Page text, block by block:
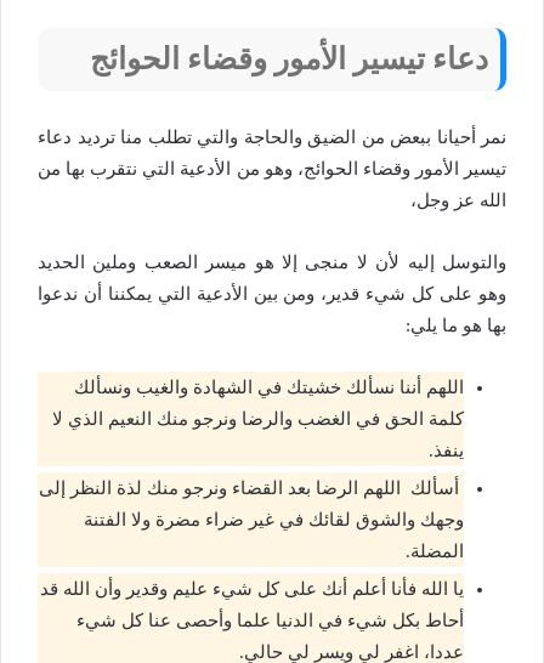
دعاء تيسير الأمور وقضاء الحوائج
نمر أحيانا ببعض من الضيق والحاجة والتي تطلب منا ترديد دعاء
تيسير الأمور وقضاء الحوائج، وهو من الأدعية التي نتقرب بها من
الله عز وجل،
والتوسل إليه لأن لا منجى إلا هو ميسر الصعب وملين الحديد
وهو على كل شيء قدير، ومن بين الأدعية التي يمكننا أن ندعوا
بها هو ما يلي:
اللهم أننا نسألك خشيتك في الشهادة والغيب ونسألك
كلمة الحق في الغضب والرضا ونرجو منك النعيم الذي لا
ينفذ.
أسألك اللهم الرضا بعد القضاء ونرجو منك لذة النظر إلى
وجهك والشوق لقائك في غير ضراء مضرة ولا الفتنة
المضلة.
يا الله فأنا أعلم أنك على كل شيء عليم وقدير وأن الله قد
أحاط بكل شيء في الدنيا علما وأحصى عنا كل شيء
عددا، اغفر لي ويسر لي حالي.